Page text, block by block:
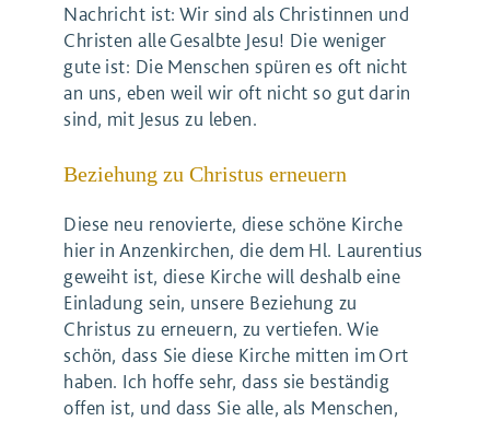
Nachricht ist: Wir sind als Christinnen und
Christen alle Gesalbte Jesu! Die weniger
gute ist: Die Menschen spüren es oft nicht
an uns, eben weil wir oft nicht so gut darin
sind, mit Jesus zu leben.
Beziehung zu Christus erneuern
Diese neu renovierte, diese schöne Kirche
hier in Anzenkirchen, die dem Hl. Laurentius
geweiht ist, diese Kirche will deshalb eine
Einladung sein, unsere Beziehung zu
Christus zu erneuern, zu vertiefen. Wie
schön, dass Sie diese Kirche mitten im Ort
haben. Ich hoffe sehr, dass sie beständig
offen ist, und dass Sie alle, als Menschen,